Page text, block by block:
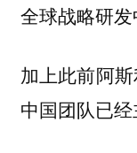
全球战略研发
加上此前阿
中国团队已经